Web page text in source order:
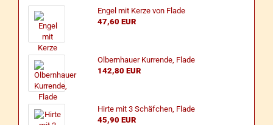
Engel mit Kerze von Flade
47,60 EUR
Ol­bern­hau­er Kur­ren­de, Flade
142,80 EUR
Hirte mit 3 Schäf­chen, Flade
45,90 EUR